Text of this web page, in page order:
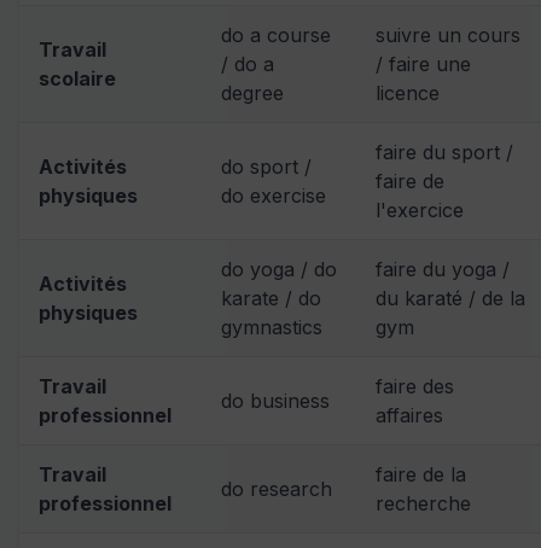
Travail
scolaire
do a course
/ do a
degree
suivre un cours
/ faire une
licence
Activités
physiques
do sport /
do exercise
faire du sport /
faire de
l'exercice
Activités
physiques
do yoga / do
karate / do
gymnastics
faire du yoga /
du karaté / de la
gym
Travail
professionnel
do business
faire des
affaires
Travail
professionnel
do research
faire de la
recherche